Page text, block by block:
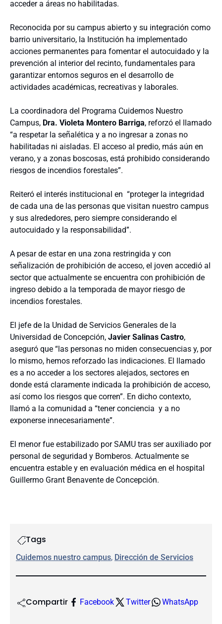
acceder a áreas no habilitadas.
Reconocida por su campus abierto y su integración como
barrio universitario, la Institución ha implementado
acciones permanentes para fomentar el autocuidado y la
prevención al interior del recinto, fundamentales para
garantizar entornos seguros en el desarrollo de
actividades académicas, recreativas y laborales.
La coordinadora del Programa Cuidemos Nuestro
Campus, Dra. Violeta Montero Barriga, reforzó el llamado
“a respetar la señalética y a no ingresar a zonas no
habilitadas ni aisladas. El acceso al predio, más aún en
verano, y a zonas boscosas, está prohibido considerando
riesgos de incendios forestales”.
Reiteró el interés institucional en “proteger la integridad
de cada una de las personas que visitan nuestro campus
y sus alrededores, pero siempre considerando el
autocuidado y la responsabilidad”.
A pesar de estar en una zona restringida y con
señalización de prohibición de acceso, el joven accedió al
sector que actualmente se encuentra con prohibición de
ingreso debido a la temporada de mayor riesgo de
incendios forestales.
El jefe de la Unidad de Servicios Generales de la
Universidad de Concepción, Javier Salinas Castro,
aseguró que “las personas no miden consecuencias y, por
lo mismo, hemos reforzado las indicaciones. El llamado
es a no acceder a los sectores alejados, sectores en
donde está claramente indicada la prohibición de acceso,
así como los riesgos que corren”. En dicho contexto,
llamó a la comunidad a “tener conciencia y a no
exponerse innecesariamente”.
El menor fue estabilizado por SAMU tras ser auxiliado por
personal de seguridad y Bomberos. Actualmente se
encuentra estable y en evaluación médica en el hospital
Guillermo Grant Benavente de Concepción.
Tags
Cuidemos nuestro campus, Dirección de Servicios
Compartir Facebook Twitter WhatsApp